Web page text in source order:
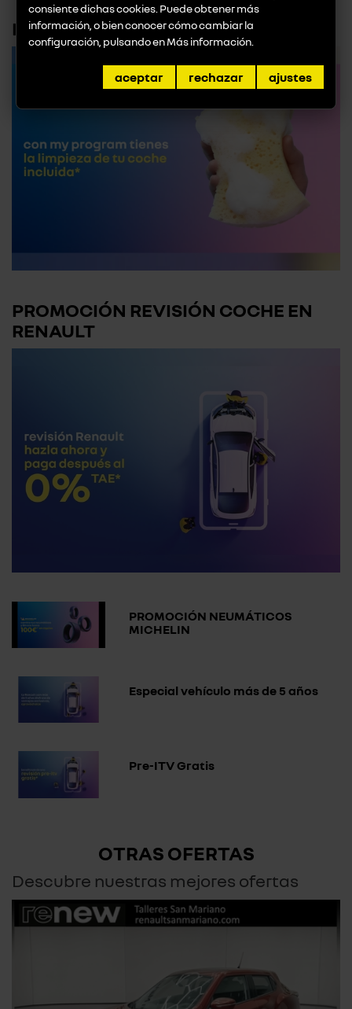
Limpieza de vehículo
PROMOCIÓN REVISIÓN COCHE EN
RENAULT
PROMOCIÓN NEUMÁTICOS
MICHELIN
Especial vehículo más de 5 años
Pre-ITV Gratis
OTRAS OFERTAS
Descubre nuestras mejores ofertas
consiente dichas cookies. Puede obtener más
información, o bien conocer cómo cambiar la
configuración, pulsando enMás información
aceptar rechazar ajustes